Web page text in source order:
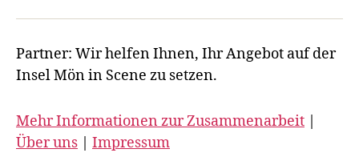
Partner: Wir helfen Ihnen, Ihr Angebot auf der
Insel Mön in Scene zu setzen.
Mehr Informationen zur Zusammenarbeit
Über uns
Impressum